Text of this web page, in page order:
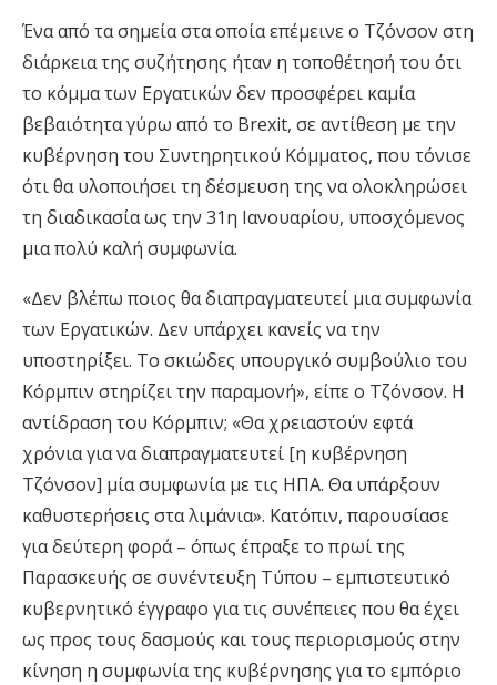
Ένα από τα σημεία στα οποία επέμεινε ο Τζόνσον στη
διάρκεια της συζήτησης ήταν η τοποθέτησή του ότι
το κόμμα των Εργατικών δεν προσφέρει καμία
βεβαιότητα γύρω από το Brexit, σε αντίθεση με την
κυβέρνηση του Συντηρητικού Κόμματος, που τόνισε
ότι θα υλοποιήσει τη δέσμευση της να ολοκληρώσει
τη διαδικασία ως την 31η Ιανουαρίου, υποσχόμενος
μια πολύ καλή συμφωνία.
«Δεν βλέπω ποιος θα διαπραγματευτεί μια συμφωνία
των Εργατικών. Δεν υπάρχει κανείς να την
υποστηρίξει. Το σκιώδες υπουργικό συμβούλιο του
Κόρμπιν στηρίζει την παραμονή», είπε ο Τζόνσον. Η
αντίδραση του Κόρμπιν; «Θα χρειαστούν εφτά
χρόνια για να διαπραγματευτεί [η κυβέρνηση
Τζόνσον] μία συμφωνία με τις ΗΠΑ. Θα υπάρξουν
καθυστερήσεις στα λιμάνια». Κατόπιν, παρουσίασε
για δεύτερη φορά – όπως έπραξε το πρωί της
Παρασκευής σε συνέντευξη Τύπου – εμπιστευτικό
κυβερνητικό έγγραφο για τις συνέπειες που θα έχει
ως προς τους δασμούς και τους περιορισμούς στην
κίνηση η συμφωνία της κυβέρνησης για το εμπόριο